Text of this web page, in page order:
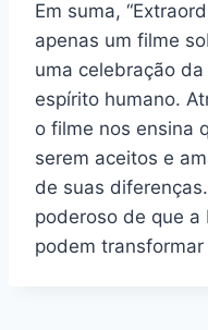
Em suma,
apenas um filme
uma celebração
espírito humano.
o filme nos ensina
serem aceitos e
de suas
poderoso de que
podem transformar